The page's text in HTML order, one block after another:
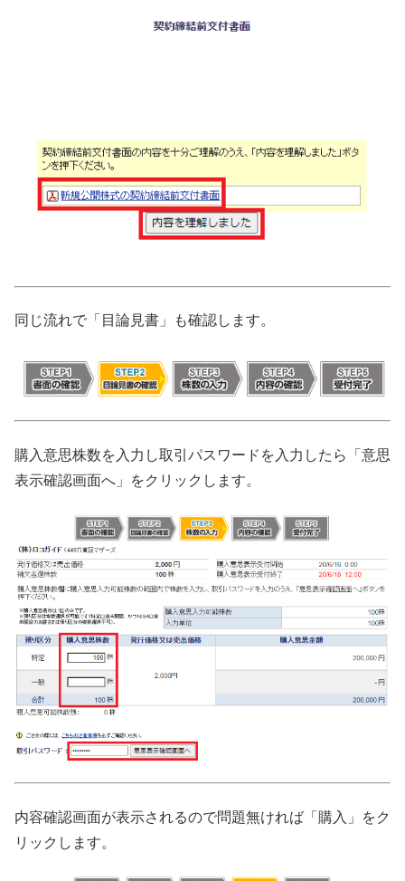
同じ流れで「目論見書」も確認します。
購入意思株数を入力し取引パスワードを入力したら「意思
表示確認画面へ」をクリックします。
内容確認画面が表示されるので問題無ければ「購入」をク
リックします。